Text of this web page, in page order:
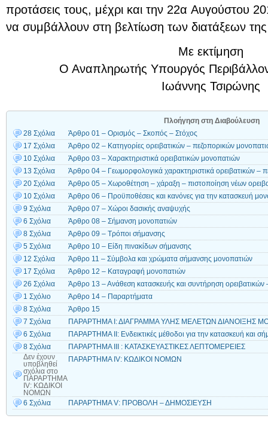
προτάσεις τους, μέχρι και την 22α Αυγούστου
να συμβάλλουν στη βελτίωση των διατάξεων
Με εκτίμηση
Ο Αναπληρωτής Υπουργός
Ιωάννης Τσιρώνης
Πλοήγηση στη Διαβούλευση
28 Σχόλια
Άρθρο 01 – Ορισμός – Σκοπός – Στόχος
17 Σχόλια
Άρθρο 02 – Κατηγορίες ορειβατικών – πεζοπορικών
10 Σχόλια
Άρθρο 03 – Χαρακτηριστικά ορειβατικών μονοπατιών
13 Σχόλια
Άρθρο 04 – Γεωμορφολογικά χαρακτηριστικά ορειβατικών –
20 Σχόλια
Άρθρο 05 – Χωροθέτηση – χάραξη – πιστοποίηση νέων
10 Σχόλια
Άρθρο 06 – Προϋποθέσεις και κανόνες για την κατασκευή
9 Σχόλια
Άρθρο 07 – Χώροι δασικής αναψυχής
6 Σχόλια
Άρθρο 08 – Σήμανση μονοπατιών
8 Σχόλια
Άρθρο 09 – Τρόποι σήμανσης
5 Σχόλια
Άρθρο 10 – Είδη πινακίδων σήμανσης
12 Σχόλια
Άρθρο 11 – Σύμβολα και χρώματα σήμανσης μονοπατιών
17 Σχόλια
Άρθρο 12 – Καταγραφή μονοπατιών
26 Σχόλια
Άρθρο 13 – Ανάθεση κατασκευής και συντήρηση
1 Σχόλιο
Άρθρο 14 – Παραρτήματα
8 Σχόλια
Άρθρο 15
7 Σχόλια
ΠΑΡΑΡΤΗΜΑ Ι: ΔΙΑΓΡΑΜΜΑ ΥΛΗΣ ΜΕΛΕΤΩΝ ΔΙΑΝΟΙΞΗΣ
6 Σχόλια
ΠΑΡΑΡΤΗΜΑ ΙΙ: Ενδεικτικές μέθοδοι για την κατασκευή και
8 Σχόλια
ΠΑΡΑΡΤΗΜΑ ΙΙI : ΚΑΤΑΣΚΕΥΑΣΤΙΚΕΣ ΛΕΠΤΟΜΕΡΕΙΕΣ
Δεν έχουν
υποβληθεί
σχόλια στο
ΠΑΡΑΡΤΗΜΑ
ΙV: ΚΩΔΙΚΟΙ
ΝΟΜΩΝ
ΠΑΡΑΡΤΗΜΑ ΙV: ΚΩΔΙΚΟΙ ΝΟΜΩΝ
6 Σχόλια ΠΑΡΑΡΤΗΜΑ V: ΠΡΟΒΟΛΗ – ΔΗΜΟΣΙΕΥΣΗ